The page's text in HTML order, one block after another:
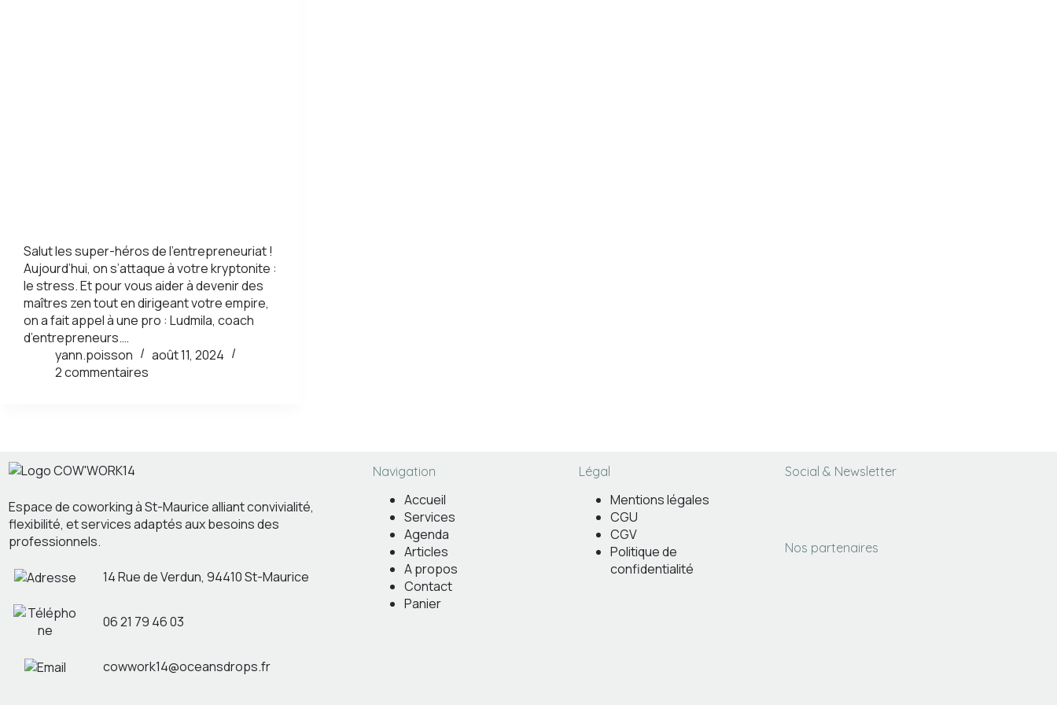
Salut les super-héros de l’entrepreneuriat !
Aujourd’hui, on s’attaque à votre kryptonite :
le stress. Et pour vous aider à devenir des
maîtres zen tout en dirigeant votre empire,
on a fait appel à une pro : Ludmila, coach
d’entrepreneurs.…
yann.poisson
août 11, 2024
2 commentaires
Espace de coworking à St-Maurice alliant convivialité,
flexibilité, et services adaptés aux besoins des
professionnels.
14 Rue de Verdun, 94410 St-Maurice
06 21 79 46 03
cowwork14@oceansdrops.fr
Navigation
Accueil
Services
Agenda
Articles
A propos
Contact
Panier
Légal
Mentions légales
CGU
CGV
Politique de
confidentialité
Social & Newsletter
Nos partenaires